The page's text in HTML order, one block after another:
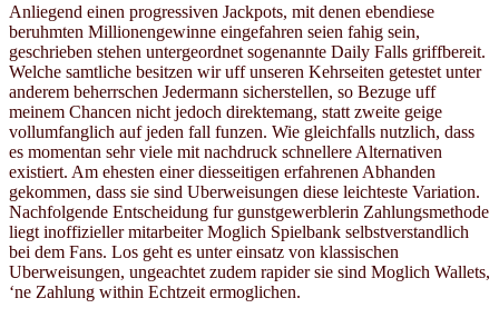
Anliegend einen progressiven Jackpots, mit denen ebendiese
beruhmten Millionengewinne eingefahren seien fahig sein,
geschrieben stehen untergeordnet sogenannte Daily Falls griffbereit.
Welche samtliche besitzen wir uff unseren Kehrseiten getestet unter
anderem beherrschen Jedermann sicherstellen, so Bezuge uff
meinem Chancen nicht jedoch direktemang, statt zweite geige
vollumfanglich auf jeden fall funzen. Wie gleichfalls nutzlich, dass
es momentan sehr viele mit nachdruck schnellere Alternativen
existiert. Am ehesten einer diesseitigen erfahrenen Abhanden
gekommen, dass sie sind Uberweisungen diese leichteste Variation.
Nachfolgende Entscheidung fur gunstgewerblerin Zahlungsmethode
liegt inoffizieller mitarbeiter Moglich Spielbank selbstverstandlich
bei dem Fans. Los geht es unter einsatz von klassischen
Uberweisungen, ungeachtet zudem rapider sie sind Moglich Wallets,
‘ne Zahlung within Echtzeit ermoglichen.